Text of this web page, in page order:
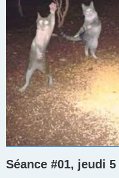
Séance #01, jeudi